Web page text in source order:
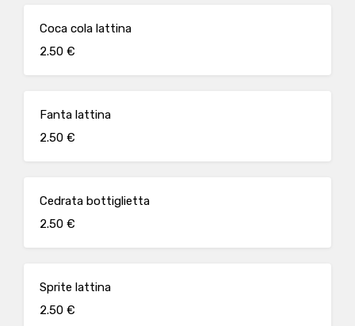
Coca cola lattina
2.50 €
Fanta lattina
2.50 €
Cedrata bottiglietta
2.50 €
Sprite lattina
2.50 €